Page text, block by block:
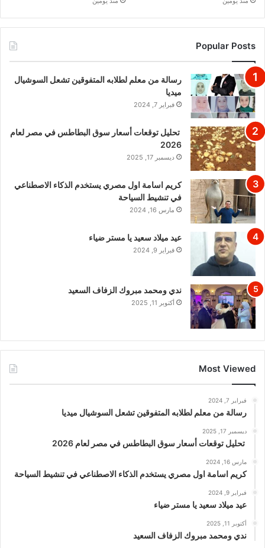
Popular Posts
رسالة من معلم لطلابه المتفوقين تشعل السوشيال
ميديا
فبراير 7, 2024
تحليل توقعات أسعار سوق البطاطس في مصر لعام
2026
ديسمبر 17, 2025
كريم اسامة اول مصري يستخدم الذكاء الاصطناعي
في تنشيط السياحة
مارس 16, 2024
عيد ميلاد سعيد يا مستر ضياء
فبراير 9, 2024
ندي ومحمد مبروك الزفاف السعيد
أكتوبر 11, 2025
Most Viewed
فبراير 7, 2024
رسالة من معلم لطلابه المتفوقين تشعل السوشيال ميديا
ديسمبر 17, 2025
تحليل توقعات أسعار سوق البطاطس في مصر لعام 2026
مارس 16, 2024
كريم اسامة اول مصري يستخدم الذكاء الاصطناعي في تنشيط السياحة
فبراير 9, 2024
عيد ميلاد سعيد يا مستر ضياء
أكتوبر 11, 2025
ندي ومحمد مبروك الزفاف السعيد